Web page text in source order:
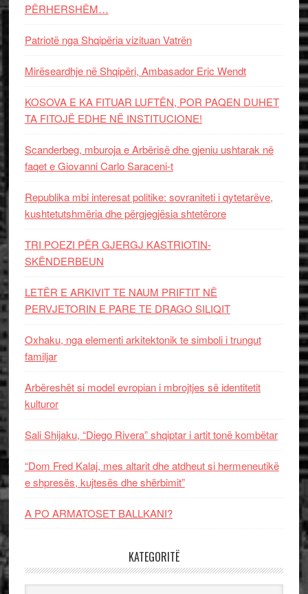
PËRHERSHËM…
Patriotë nga Shqipëria vizituan Vatrën
Mirëseardhje në Shqipëri, Ambasador Eric Wendt
KOSOVA E KA FITUAR LUFTËN, POR PAQEN DUHET
TA FITOJË EDHE NË INSTITUCIONE!
Scanderbeg, mburoja e Arbërisë dhe gjeniu ushtarak në
faqet e Giovanni Carlo Saraceni-t
Republika mbi interesat politike: sovraniteti i qytetarëve,
kushtetutshmëria dhe përgjegjësia shtetërore
TRI POEZI PËR GJERGJ KASTRIOTIN-
SKËNDERBEUN
LETËR E ARKIVIT TE NAUM PRIFTIT NË
PERVJETORIN E PARE TE DRAGO SILIQIT
Oxhaku, nga elementi arkitektonik te simboli i trungut
familjar
Arbëreshët si model evropian i mbrojtjes së identitetit
kulturor
Sali Shijaku, “Diego Rivera” shqiptar i artit tonë kombëtar
“Dom Fred Kalaj, mes altarit dhe atdheut si hermeneutikë
e shpresës, kujtesës dhe shërbimit”
A PO ARMATOSET BALLKANI?
KATEGORITË